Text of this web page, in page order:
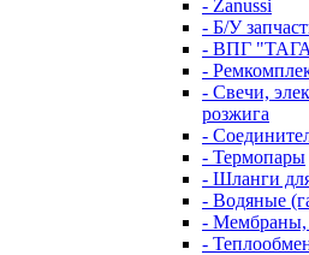
- Zanussi
- Б/У
- ВПГ
-
- Свечи,
розжига
-
- Термопары
- Шланги
- Водяные
- Мембраны,
-